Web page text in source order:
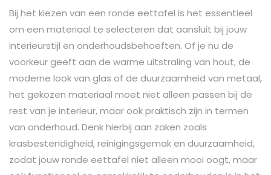
Bij het kiezen van een ronde eettafel is het essentieel
om een materiaal te selecteren dat aansluit bij jouw
interieurstijl en onderhoudsbehoeften. Of je nu de
voorkeur geeft aan de warme uitstraling van hout, de
moderne look van glas of de duurzaamheid van metaal,
het gekozen materiaal moet niet alleen passen bij de
rest van je interieur, maar ook praktisch zijn in termen
van onderhoud. Denk hierbij aan zaken zoals
krasbestendigheid, reinigingsgemak en duurzaamheid,
zodat jouw ronde eettafel niet alleen mooi oogt, maar